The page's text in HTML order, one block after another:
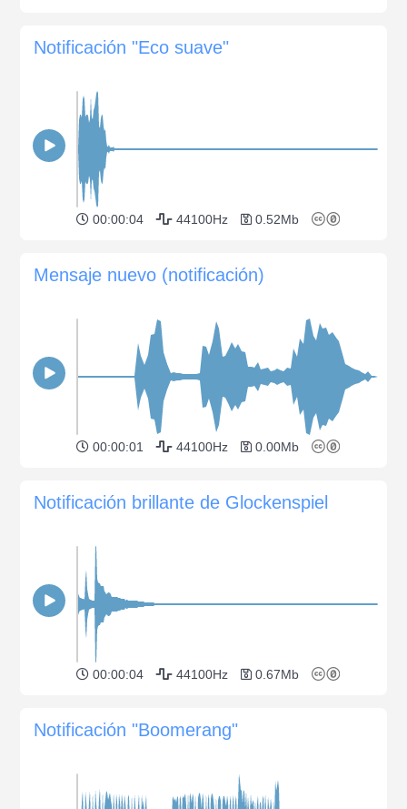
Notificación "Eco suave"
00:00:04 44100Hz 0.52Mb
Mensaje nuevo (notificación)
00:00:01 44100Hz 0.00Mb
Notificación brillante de Glockenspiel
00:00:04 44100Hz 0.67Mb
Notificación "Boomerang"